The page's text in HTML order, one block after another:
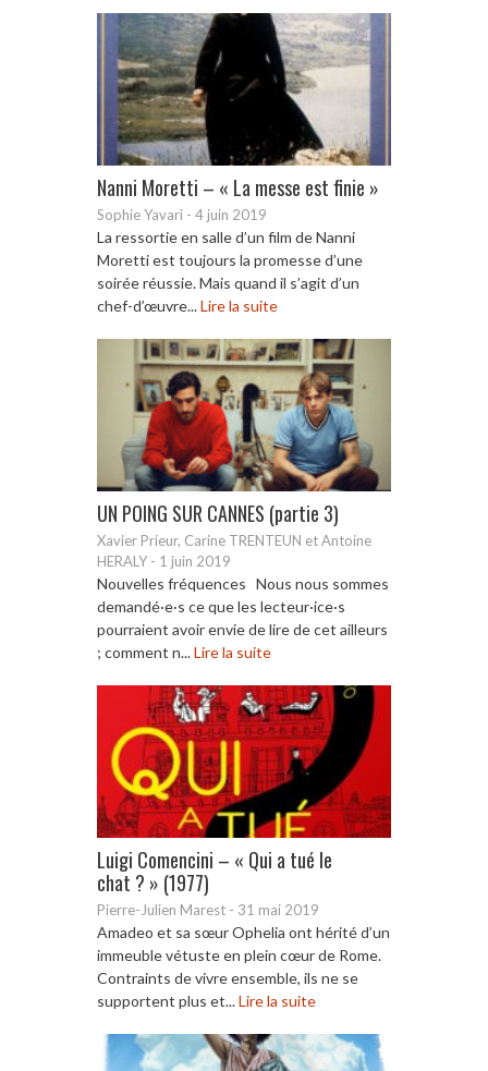
Nanni Moretti – « La messe est finie »
Sophie Yavari - 4 juin 2019
La ressortie en salle d’un film de Nanni
Moretti est toujours la promesse d’une
soirée réussie. Mais quand il s’agit d’un
chef-d’œuvre...Lire la suite
UN POING SUR CANNES (partie 3)
Xavier Prieur, Carine TRENTEUN et Antoine
HERALY - 1 juin 2019
Nouvelles fréquences Nous nous sommes
demandé·e·s ce que les lecteur·ice·s
pourraient avoir envie de lire de cet ailleurs
; comment n...Lire la suite
Luigi Comencini – « Qui a tué le
chat ? » (1977)
Pierre-Julien Marest - 31 mai 2019
Amadeo et sa sœur Ophelia ont hérité d’un
immeuble vétuste en plein cœur de Rome.
Contraints de vivre ensemble, ils ne se
supportent plus et...Lire la suite